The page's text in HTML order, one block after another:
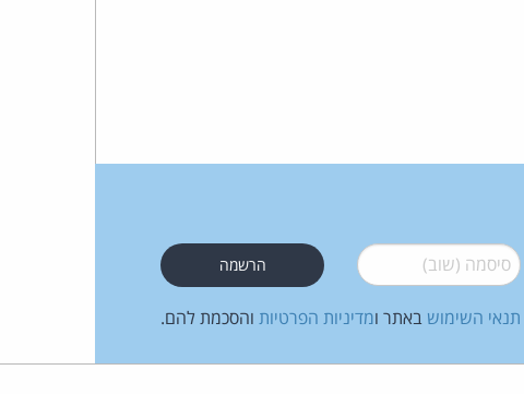
סיסמה (שוב)*
תנאי השימוש באתר ומדיניות הפרטיות והסכמת להם.